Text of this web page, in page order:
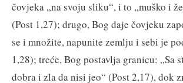
čovjeka „na svoju sliku“, i to „muško i
(Post 1,27); drugo, Bog daje čovjeku
se i množite, napunite zemlju i sebi je
1,28); treće, Bog postavlja granicu: „Sa
dobra i zla da nisi jeo“ (Post 2,17), dok